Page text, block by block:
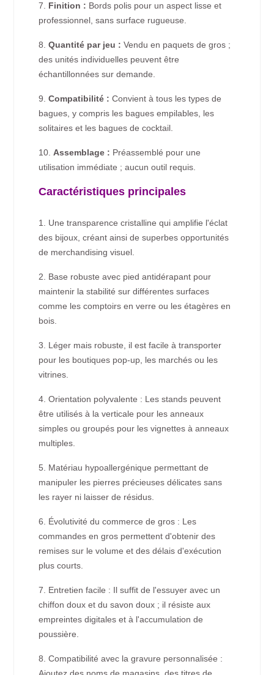
7. Finition : Bords polis pour un aspect lisse et
professionnel, sans surface rugueuse.
8.Quantité par jeu : Vendu en paquets de gros ;
des unités individuelles peuvent être
échantillonnées sur demande.
9.Compatibilité : Convient à tous les types de
bagues, y compris les bagues empilables, les
solitaires et les bagues de cocktail.
10. Assemblage : Préassemblé pour une
utilisation immédiate ; aucun outil requis.
Caractéristiques principales
1. Une transparence cristalline qui amplifie l'éclat
des bijoux, créant ainsi de superbes opportunités
de merchandising visuel.
2. Base robuste avec pied antidérapant pour
maintenir la stabilité sur différentes surfaces
comme les comptoirs en verre ou les étagères en
bois.
3. Léger mais robuste, il est facile à transporter
pour les boutiques pop-up, les marchés ou les
vitrines.
4. Orientation polyvalente : Les stands peuvent
être utilisés à la verticale pour les anneaux
simples ou groupés pour les vignettes à anneaux
multiples.
5. Matériau hypoallergénique permettant de
manipuler les pierres précieuses délicates sans
les rayer ni laisser de résidus.
6. Évolutivité du commerce de gros : Les
commandes en gros permettent d'obtenir des
remises sur le volume et des délais d'exécution
plus courts.
7. Entretien facile : Il suffit de l'essuyer avec un
chiffon doux et du savon doux ; il résiste aux
empreintes digitales et à l'accumulation de
poussière.
8. Compatibilité avec la gravure personnalisée :